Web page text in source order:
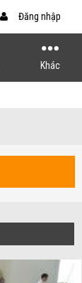
Đăng nhập
Khác